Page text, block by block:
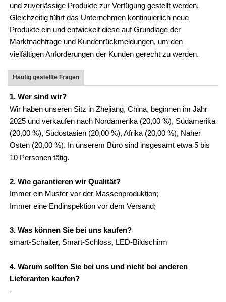
und zuverlässige Produkte zur Verfügung gestellt werden.
Gleichzeitig führt das Unternehmen kontinuierlich neue
Produkte ein und entwickelt diese auf Grundlage der
Marktnachfrage und Kundenrückmeldungen, um den
vielfältigen Anforderungen der Kunden gerecht zu werden.
Häufig gestellte Fragen
1. Wer sind wir?
Wir haben unseren Sitz in Zhejiang, China, beginnen im Jahr
2025 und verkaufen nach Nordamerika (20,00 %), Südamerika
(20,00 %), Südostasien (20,00 %), Afrika (20,00 %), Naher
Osten (20,00 %). In unserem Büro sind insgesamt etwa 5 bis
10 Personen tätig.
2. Wie garantieren wir Qualität?
Immer ein Muster vor der Massenproduktion;
Immer eine Endinspektion vor dem Versand;
3. Was können Sie bei uns kaufen?
smart-Schalter, Smart-Schloss, LED-Bildschirm
4. Warum sollten Sie bei uns und nicht bei anderen
Lieferanten kaufen?
-